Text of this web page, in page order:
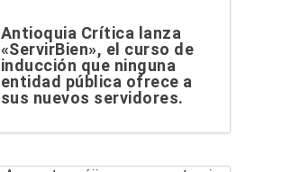
Antioquia Crítica lanza
«ServirBien», el curso de
inducción que ninguna
entidad pública ofrece a
sus nuevos servidores.